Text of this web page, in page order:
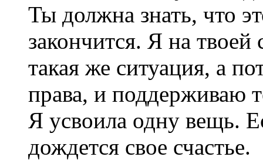
Ты должна знать, что
закончится. Я на
такая же ситуация, а
права, и поддерживаю
Я усвоила одну вещь.
дождется свое счастье.